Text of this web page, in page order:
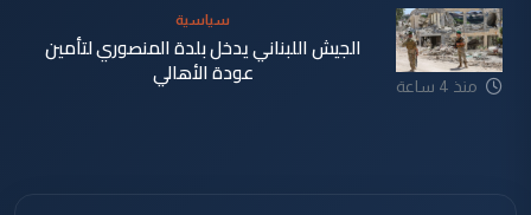
منذ 4 ساعة
سياسية
الجيش اللبناني يدخل بلدة المنصوري لتأمين
عودة الأهالي